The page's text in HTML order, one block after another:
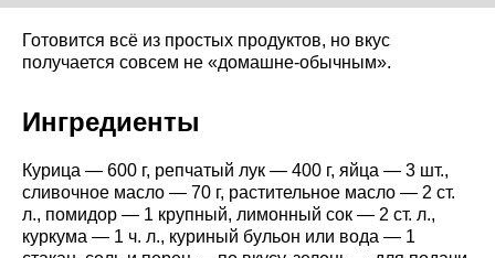
Готовится всё из простых продуктов, но вкус
получается совсем не «домашне-обычным».
Ингредиенты
Курица — 600 г, репчатый лук — 400 г, яйца — 3 шт.,
сливочное масло — 70 г, растительное масло — 2 ст.
л., помидор — 1 крупный, лимонный сок — 2 ст. л.,
куркума — 1 ч. л., куриный бульон или вода — 1